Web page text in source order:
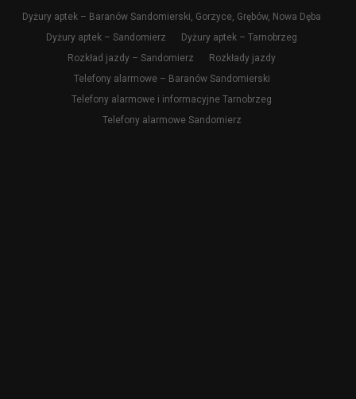
Dyżury aptek – Baranów Sandomierski, Gorzyce, Grębów, Nowa Dęba
Dyżury aptek – Sandomierz
Dyżury aptek – Tarnobrzeg
Rozkład jazdy – Sandomierz
Rozkłady jazdy
Telefony alarmowe – Baranów Sandomierski
Telefony alarmowe i informacyjne Tarnobrzeg
Telefony alarmowe Sandomierz